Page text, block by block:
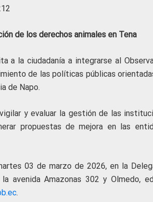
de los derechos animales en Tena
a la ciudadanía a integrarse al
de las políticas públicas
de Napo.
y evaluar la gestión de las
propuestas de mejora en las
03 de marzo de 2026, en la
avenida Amazonas 302 y Olmedo,
.